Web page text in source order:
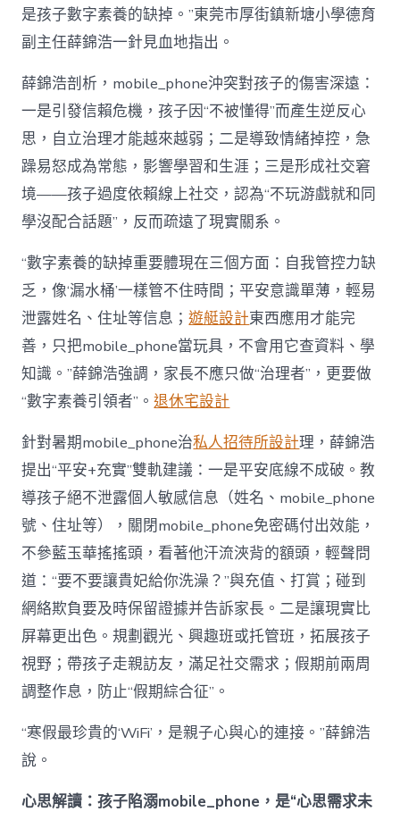
是孩子數字素養的缺掉。”東莞市厚街鎮新塘小學德育
副主任薛錦浩一針見血地指出。
薛錦浩剖析，mobile_phone沖突對孩子的傷害深遠：
一是引發信賴危機，孩子因“不被懂得”而產生逆反心
思，自立治理才能越來越弱；二是導致情緒掉控，急
躁易怒成為常態，影響學習和生涯；三是形成社交窘
境——孩子過度依賴線上社交，認為“不玩游戲就和同
學沒配合話題”，反而疏遠了現實關系。
“數字素養的缺掉重要體現在三個方面：自我管控力缺
乏，像‘漏水桶’一樣管不住時間；平安意識單薄，輕易
泄露姓名、住址等信息；遊艇設計東西應用才能完
善，只把mobile_phone當玩具，不會用它查資料、學
知識。”薛錦浩強調，家長不應只做“治理者”，更要做
“數字素養引領者”。退休宅設計
針對暑期mobile_phone治私人招待所設計理，薛錦浩
提出“平安+充實”雙軌建議：一是平安底線不成破。教
導孩子絕不泄露個人敏感信息（姓名、mobile_phone
號、住址等），關閉mobile_phone免密碼付出效能，
不參藍玉華搖搖頭，看著他汗流浹背的額頭，輕聲問
道：“要不要讓貴妃給你洗澡？”與充值、打賞；碰到
網絡欺負要及時保留證據并告訴家長。二是讓現實比
屏幕更出色。規劃觀光、興趣班或托管班，拓展孩子
視野；帶孩子走親訪友，滿足社交需求；假期前兩周
調整作息，防止“假期綜合征”。
“寒假最珍貴的‘WiFi’，是親子心與心的連接。”薛錦浩
說。
心思解讀：孩子陷溺mobile_phone，是“心思需求未